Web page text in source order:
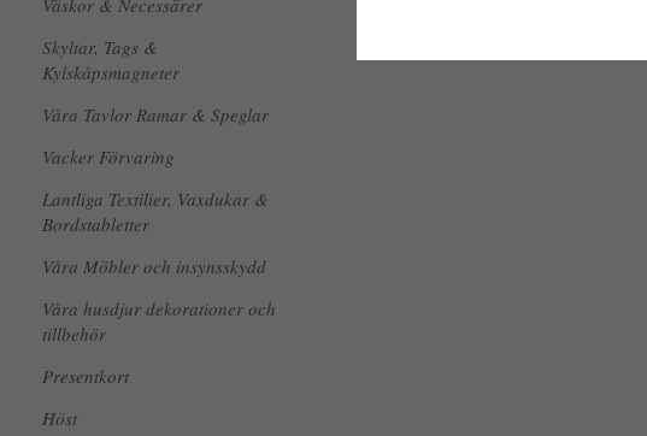
Väskor & Necessärer
Skyltar, Tags &
Kylskåpsmagneter
Våra Tavlor Ramar & Speglar
Vacker Förvaring
Lantliga Textilier, Vaxdukar &
Bordstabletter
Våra Möbler och insynsskydd
Våra husdjur dekorationer och
tillbehör
Presentkort
Höst